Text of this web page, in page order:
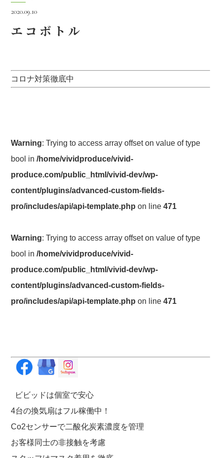
2020.09.10
エコボトル
コロナ対策徹底中
Warning: Trying to access array offset on value of type
bool in/home/vividproduce/vivid-
produce.com/public_html/vivid-dev/wp-
content/plugins/advanced-custom-fields-
pro/includes/api/api-template.php on line471
Warning: Trying to access array offset on value of type
bool in/home/vividproduce/vivid-
produce.com/public_html/vivid-dev/wp-
content/plugins/advanced-custom-fields-
pro/includes/api/api-template.php on line471
ビビッドは個室で安心
4台の換気扇はフル稼働中！
Co2センサーで二酸化炭素濃度を管理
お客様同士の非接触を考慮